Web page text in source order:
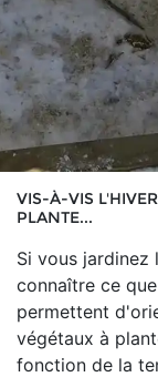
VIS-À-VIS
PLANTE...
Si vous jardinez
connaître ce
permettent
végétaux à
fonction de la